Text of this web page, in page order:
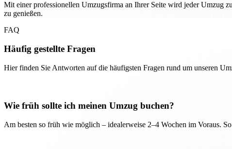
Mit einer professionellen Umzugsfirma an Ihrer Seite wird jeder Umzug
zu genießen.
FAQ
Häufig gestellte Fragen
Hier finden Sie Antworten auf die häufigsten Fragen rund um unseren
Wie früh sollte ich meinen Umzug buchen?
Am besten so früh wie möglich – idealerweise 2–4 Wochen im Voraus.